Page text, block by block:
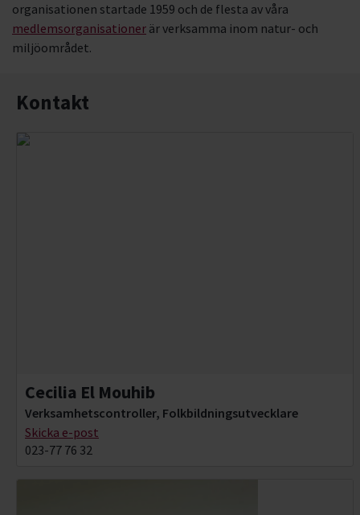
GPS-teknik
Naturvård
Naturfoto
organisationen startade 1959 och de flesta av våra
medlemsorganisationer är verksamma inom natur- och
miljöområdet.
Kontakt
Cecilia El Mouhib
Verksamhetscontroller, Folkbildningsutvecklare
Skicka e-post
023-77 76 32